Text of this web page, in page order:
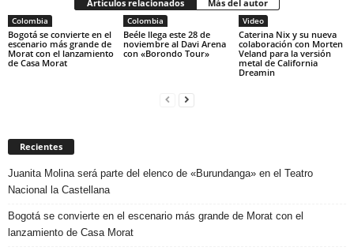
Artículos relacionados Más del autor
Colombia
Bogotá se convierte en el
escenario más grande de
Morat con el lanzamiento
de Casa Morat
Colombia
Beéle llega este 28 de
noviembre al Davi Arena
con «Borondo Tour»
Video
Caterina Nix y su nueva
colaboración con Morten
Veland para la versión
metal de California
Dreamin
Recientes
Juanita Molina será parte del elenco de «Burundanga» en el Teatro
Nacional la Castellana
Bogotá se convierte en el escenario más grande de Morat con el
lanzamiento de Casa Morat